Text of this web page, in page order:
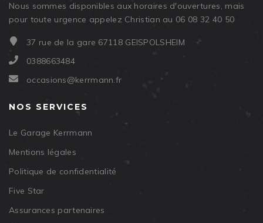
Nous sommes disponibles aux horaires d'ouvertures, mais
pour toute urgence appelez Christian au 06 08 32 40 50
37 rue de la gare 67118 GEISPOLSHEIM
0388663484
occasions@kerrmann.fr
NOS SERVICES
Le Garage Kerrmann
Mentions légales
Politique de confidentialité
Five Star
Assurances partenaires